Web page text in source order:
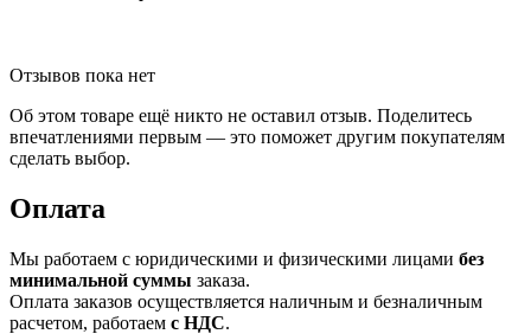
Отзывов пока нет
Об этом товаре ещё никто не оставил отзыв. Поделитесь
впечатлениями первым — это поможет другим покупателям
сделать выбор.
Оплата
Мы работаем с юридическими и физическими лицами без
минимальной суммы заказа.
Оплата заказов осуществляется наличным и безналичным
расчетом, работаем с НДС.